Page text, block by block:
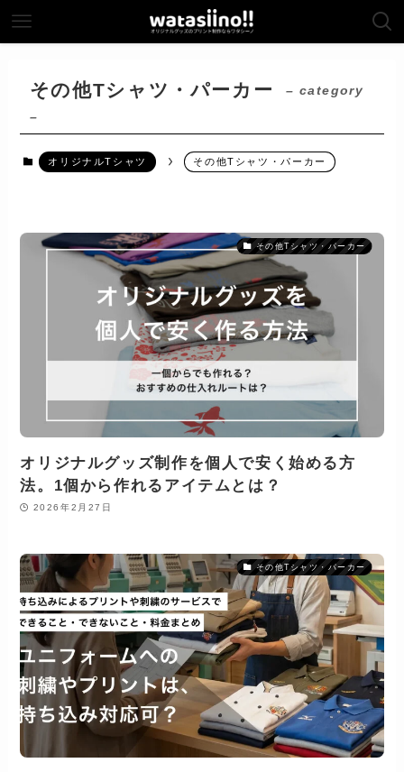
その他Tシャツ・パーカー
– category
–
オリジナルTシャツ その他Tシャツ・パーカー
その他Tシャツ・パーカー
オリジナルグッズ制作を個人で安く始める方
法。1個から作れるアイテムとは？
2026年2月27日
その他Tシャツ・パーカー